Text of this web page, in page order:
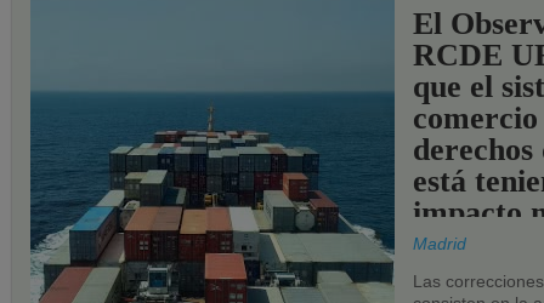
El
RCDE
que el
comercio
derechos
está
impacto
los
UE.
Madrid
Las